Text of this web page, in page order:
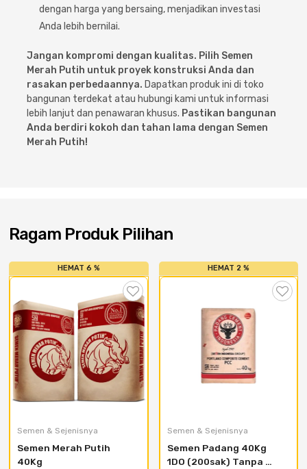
dengan harga yang bersaing, menjadikan investasi
Anda lebih bernilai.
Jangan kompromi dengan kualitas. Pilih Semen
Merah Putih untuk proyek konstruksi Anda dan
rasakan perbedaannya. Dapatkan produk ini di toko
bangunan terdekat atau hubungi kami untuk informasi
lebih lanjut dan penawaran khusus. Pastikan bangunan
Anda berdiri kokoh dan tahan lama dengan Semen
Merah Putih!
Ragam Produk Pilihan
HEMAT 6 %
Semen & Sejenisnya
Semen Merah Putih
40Kg
HEMAT 2 %
Semen & Sejenisnya
Semen Padang 40Kg
1DO (200sak) Tanpa